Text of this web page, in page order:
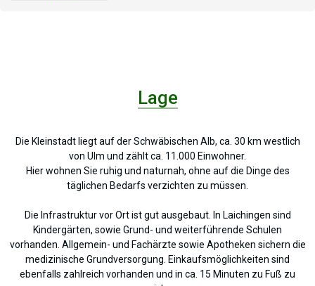
Lage
Die Kleinstadt liegt auf der Schwäbischen Alb, ca. 30 km westlich
von Ulm und zählt ca. 11.000 Einwohner.
Hier wohnen Sie ruhig und naturnah, ohne auf die Dinge des
täglichen Bedarfs verzichten zu müssen.
Die Infrastruktur vor Ort ist gut ausgebaut. In Laichingen sind
Kindergärten, sowie Grund- und weiterführende Schulen
vorhanden. Allgemein- und Fachärzte sowie Apotheken sichern die
medizinische Grundversorgung. Einkaufsmöglichkeiten sind
ebenfalls zahlreich vorhanden und in ca. 15 Minuten zu Fuß zu